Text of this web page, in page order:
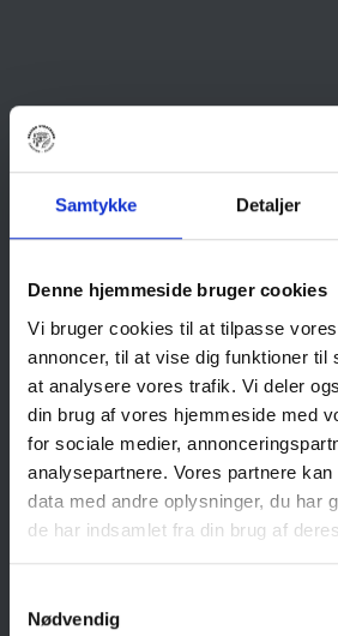
Samtykke Detaljer
Denne hjemmeside bruger cookies
Vi bruger cookies til at tilpasse
annoncer, til at vise dig funktioner til
at analysere vores trafik. Vi deler
din brug af vores hjemmeside med
for sociale medier,
analysepartnere. Vores partnere
data med andre oplysninger, du har
de har indsamlet fra din brug af
Nødvendig